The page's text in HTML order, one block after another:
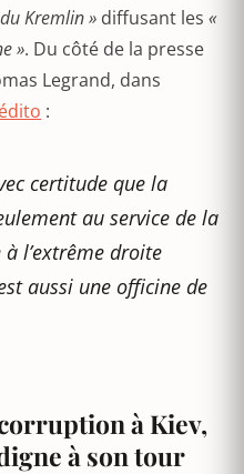
Kremlin » diffusant les «
». Du côté de la presse
Legrand, dans
:
certitude que la
au service de la
l’extrême droite
aussi une officine de
à Kiev,
à son tour